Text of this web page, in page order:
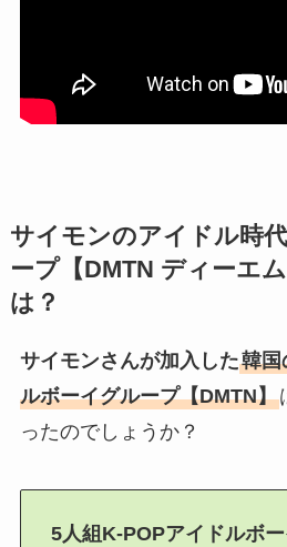
サイモンのアイドル時
ープ【DMTN ディーエ
は？
サイモンさんが加入した韓国
ルボーイグループ【DMTN】
ったのでしょうか？
5人組K-POPアイドルボ